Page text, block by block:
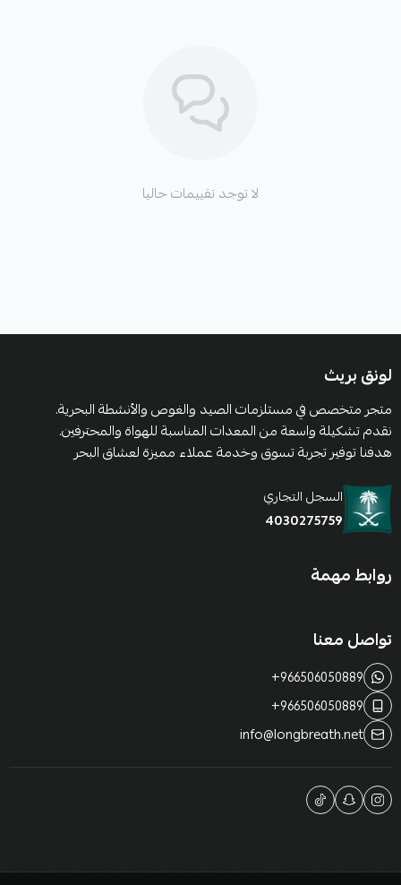
لا توجد تقييمات حاليا
لونق بريث
متجر متخصص في مستلزمات الصيد والغوص والأنشطة البحرية.
نقدم تشكيلة واسعة من المعدات المناسبة للهواة والمحترفين.
هدفنا توفير تجربة تسوق وخدمة عملاء مميزة لعشاق البحر
السجل التجاري
4030275759
روابط مهمة
تواصل معنا
+966506050889
+966506050889
info@longbreath.net